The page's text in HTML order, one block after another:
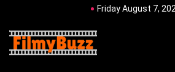
Friday August 7,